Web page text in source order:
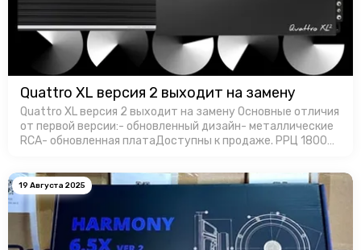
Quattro XL версия 2 выходит на замену
Quattro XL версия 2 выходит на замену Основные отличия
от первой версии:- обновленный дизайн- металлические
RCA- обновленная платаДоступны к продаже. РРЦ 18000
19 Августа 2025